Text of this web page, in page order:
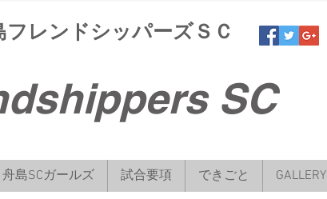
フレンドシッパーズＳＣ
SC
舟島SCガールズ 試合要項 できごと GALLERY